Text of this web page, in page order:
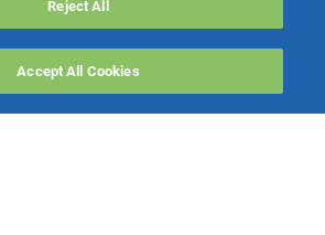
Websolute
Reject All
Accept All Cookies